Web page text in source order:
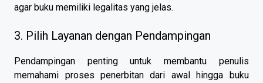
agar buku memiliki legalitas yang jelas.
3. Pilih Layanan dengan Pendampingan
Pendampingan penting untuk membantu penulis
memahami proses penerbitan dari awal hingga buku